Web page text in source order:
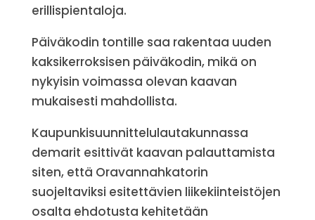
erillispientaloja.
Päiväkodin tontille saa rakentaa uuden
kaksikerroksisen päiväkodin, mikä on
nykyisin voimassa olevan kaavan
mukaisesti mahdollista.
Kaupunkisuunnittelulautakunnassa
demarit esittivät kaavan palauttamista
siten, että Oravannahkatorin
suojeltaviksi esitettävien liikekiinteistöjen
osalta ehdotusta kehitetään